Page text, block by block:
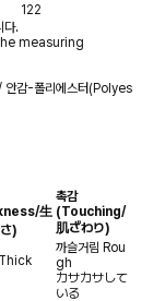
122
다.
measuring
감-폴리에스터(Polyes
生
)
촉감
(Touching/
肌ざわり)
Thick
까슬거림 Rou
gh
カサカサして
いる